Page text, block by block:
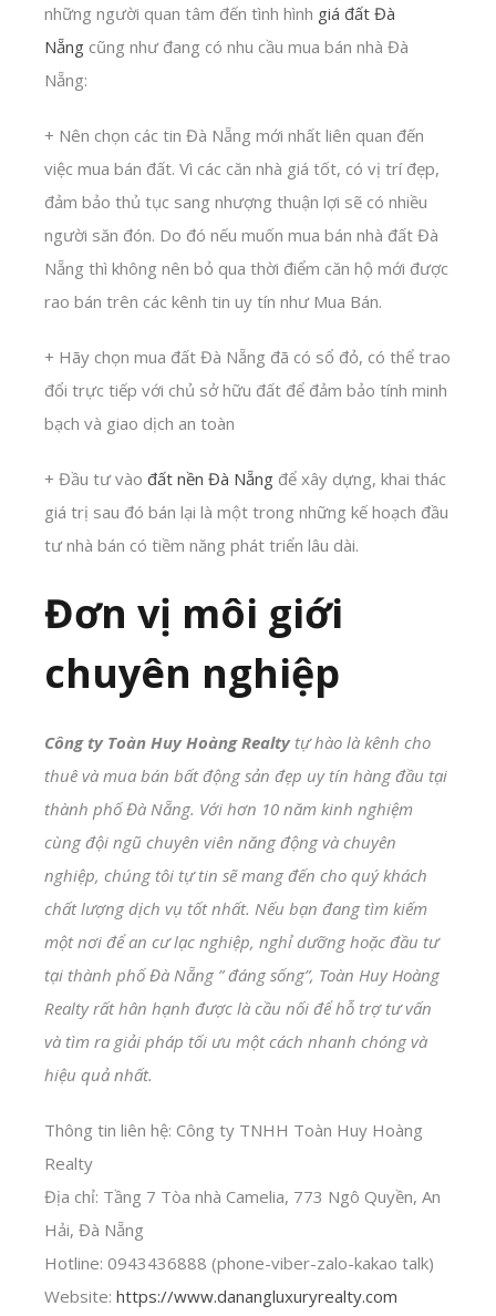
những người quan tâm đến tình hình giá đất Đà
Nẵng cũng như đang có nhu cầu mua bán nhà Đà
Nẵng:
+ Nên chọn các tin Đà Nẵng mới nhất liên quan đến
việc mua bán đất. Vì các căn nhà giá tốt, có vị trí đẹp,
đảm bảo thủ tục sang nhượng thuận lợi sẽ có nhiều
người săn đón. Do đó nếu muốn mua bán nhà đất Đà
Nẵng thì không nên bỏ qua thời điểm căn hộ mới được
rao bán trên các kênh tin uy tín như Mua Bán.
+ Hãy chọn mua đất Đà Nẵng đã có sổ đỏ, có thể trao
đổi trực tiếp với chủ sở hữu đất để đảm bảo tính minh
bạch và giao dịch an toàn
+ Đầu tư vào đất nền Đà Nẵng để xây dựng, khai thác
giá trị sau đó bán lại là một trong những kế hoạch đầu
tư nhà bán có tiềm năng phát triển lâu dài.
Đơn vị môi giới
chuyên nghiệp
Công ty Toàn Huy Hoàng Realtytự hào là kênh cho
thuê và mua bán bất động sản đẹp uy tín hàng đầu tại
thành phố Đà Nẵng. Với hơn 10 năm kinh nghiệm
cùng đội ngũ chuyên viên năng động và chuyên
nghiệp, chúng tôi tự tin sẽ mang đến cho quý khách
chất lượng dịch vụ tốt nhất. Nếu bạn đang tìm kiếm
một nơi để an cư lạc nghiệp, nghỉ dưỡng hoặc đầu tư
tại thành phố Đà Nẵng ” đáng sống”, Toàn Huy Hoàng
Realty rất hân hạnh được là cầu nối để hỗ trợ tư vấn
và tìm ra giải pháp tối ưu một cách nhanh chóng và
hiệu quả nhất.
Thông tin liên hệ: Công ty TNHH Toàn Huy Hoàng
Realty
Địa chỉ: Tầng 7 Tòa nhà Camelia, 773 Ngô Quyền, An
Hải, Đà Nẵng
Hotline: 0943436888 (phone-viber-zalo-kakao talk)
Website: https://www.danangluxuryrealty.com